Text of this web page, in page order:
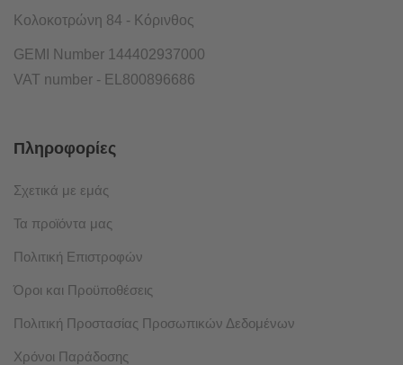
Κολοκοτρώνη 84 - Κόρινθος
GEMI Number 144402937000
VAT number - EL800896686
Πληροφορίες
Σχετικά με εμάς
Τα προϊόντα μας
Πολιτική Επιστροφών
Όροι και Προϋποθέσεις
Πολιτική Προστασίας Προσωπικών Δεδομένων
Χρόνοι Παράδοσης